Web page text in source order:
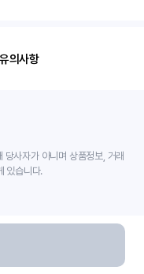
의사항
사자가 아니며 상품정보, 거래
있습니다.